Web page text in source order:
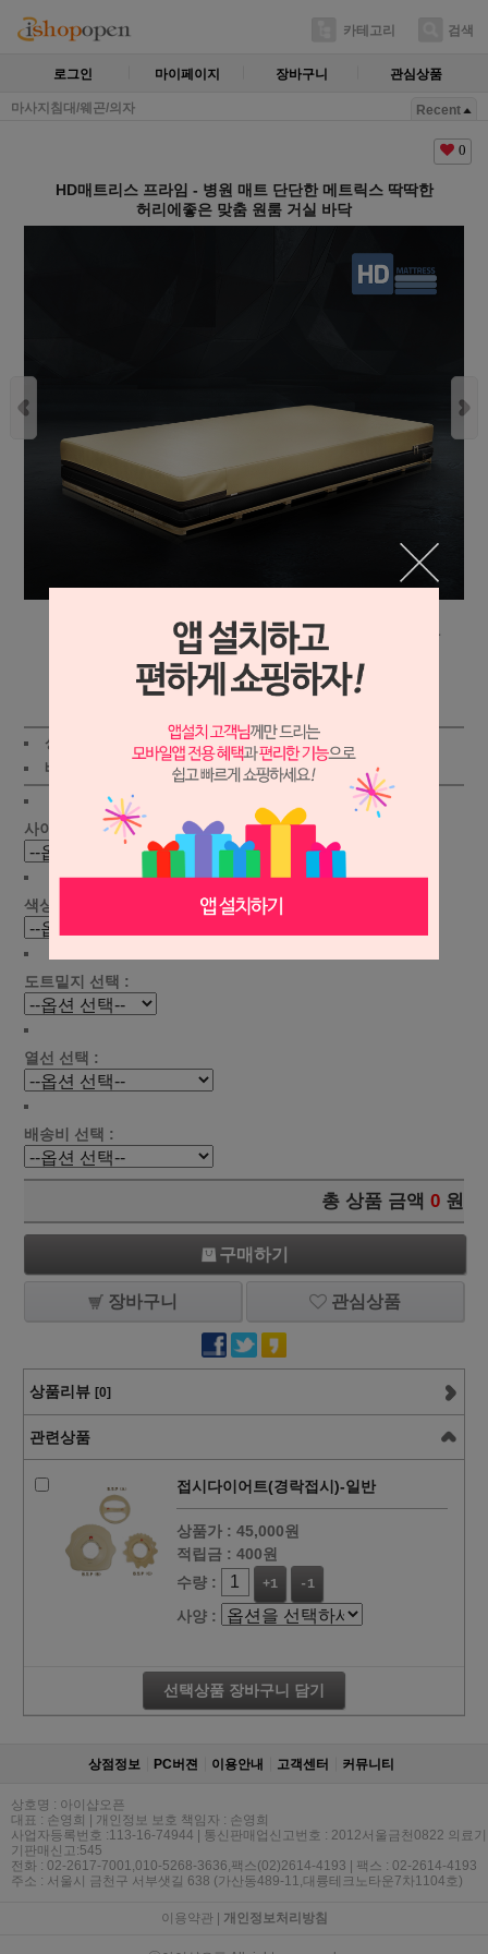
카테고리 검색
로그인 마이페이지 장바구니 관심상품
마사지침대/웨곤/의자 Recent
0
HD매트리스 프라임 - 병원 매트 단단한 메트릭스 딱딱한
허리에좋은 맞춤 원룸 거실 바닥
상세보기
상품가 :
185,000원
배송비 :
(조건) ! 지역별 !
사이즈선택 :
색상 선택 :
도트밑지 선택 :
열선 선택 :
배송비 선택 :
총 상품 금액 0 원
구매하기
장바구니 관심상품
상품리뷰 [0]
관련상품
접시다이어트(경락접시)-일반
상품가 : 45,000원
적립금 : 400원
수량 :
+1 -1
사양 :
선택상품 장바구니 담기
상점정보 PC버젼 이용안내 고객센터 커뮤니티
상호명 : 아이샵오픈
대표 : 손영희 | 개인정보 보호 책임자 : 손영희
사업자등록번호 :113-16-74944 | 통신판매업신고번호 : 2012서울금천0822 의료기
기판매신고:545
전화 : 02-2617-7001,010-5268-3636,팩스(02)2614-4193 | 팩스 : 02-2614-4193
주소 : 서울시 금천구 서부샛길 638 (가산동489-11,대륭테크노타운7차1104호)
이용약관| 개인정보처리방침